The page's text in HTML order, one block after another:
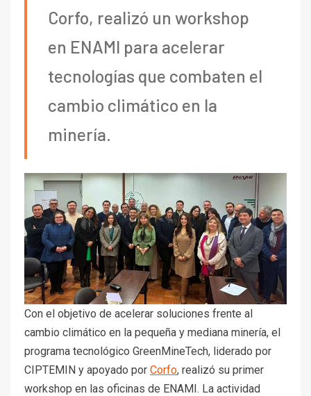
Corfo, realizó un workshop
en ENAMI para acelerar
tecnologías que combaten el
cambio climático en la
minería.
Con el objetivo de acelerar soluciones frente al
cambio climático en la pequeña y mediana minería, el
programa tecnológico GreenMineTech, liderado por
CIPTEMIN y apoyado por Corfo, realizó su primer
workshop en las oficinas de ENAMI. La actividad